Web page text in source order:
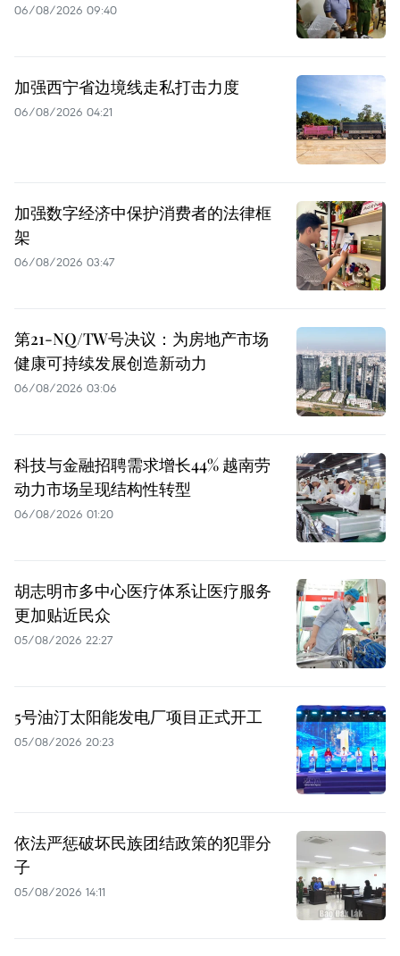
06/08/2026 09:40
加强西宁省边境线走私打击力度
06/08/2026 04:21
加强数字经济中保护消费者的法律框
架
06/08/2026 03:47
第21-NQ/TW号决议：为房地产市场
健康可持续发展创造新动力
06/08/2026 03:06
科技与金融招聘需求增长44% 越南劳
动力市场呈现结构性转型
06/08/2026 01:20
胡志明市多中心医疗体系让医疗服务
更加贴近民众
05/08/2026 22:27
5号油汀太阳能发电厂项目正式开工
05/08/2026 20:23
依法严惩破坏民族团结政策的犯罪分
子
05/08/2026 14:11